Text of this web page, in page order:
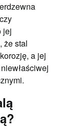
jej
że stal
a jej